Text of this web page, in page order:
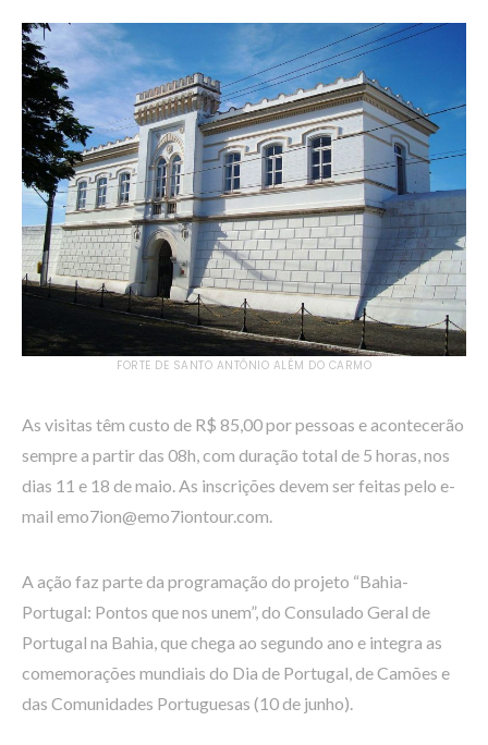
FORTE DE SANTO ANTÔNIO ALÉM DO CARMO
As visitas têm custo de R$ 85,00 por pessoas e acontecerão
sempre a partir das 08h, com duração total de 5 horas, nos
dias 11 e 18 de maio. As inscrições devem ser feitas pelo e-
mail emo7ion@emo7iontour.com.
A ação faz parte da programação do projeto “Bahia-
Portugal: Pontos que nos unem”, do Consulado Geral de
Portugal na Bahia, que chega ao segundo ano e integra as
comemorações mundiais do Dia de Portugal, de Camões e
das Comunidades Portuguesas (10 de junho).